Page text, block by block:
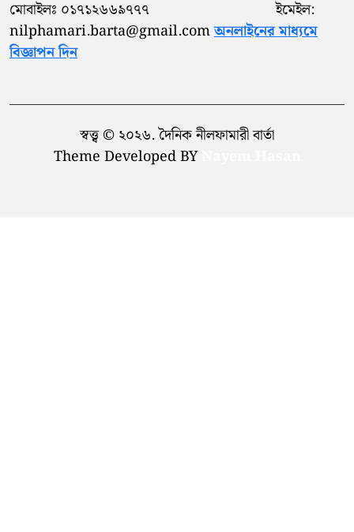
মোবাইলঃ ০১৭১২৬৬৯৭৭৭ ইমেইল:
nilphamari.barta@gmail.comঅনলাইনের মাধ্যমে
বিজ্ঞাপন দিন
স্বত্ত্ব © ২০২৬. দৈনিক নীলফামারী বার্তা
Theme Developed BY